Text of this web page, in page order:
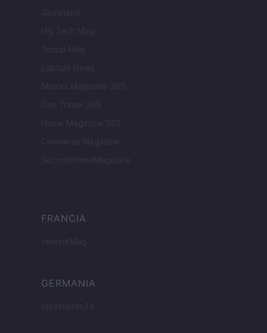
Gameland
Hig Tech Mag
Scoop Mag
Lgbtqia News
Motors Magazine 365
Day Travel 365
Home Magazine 365
Cineverse Magazine
SecondHomeMagazine
FRANCIA
InvestirMag
GERMANIA
Investieren24